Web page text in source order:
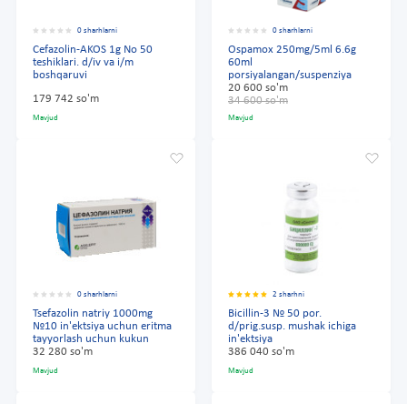
0 sharhlarni
Cefazolin-AKOS 1g No 50
teshiklari. d/iv va i/m
boshqaruvi
179 742 so'm
Mavjud
0 sharhlarni
Ospamox 250mg/5ml 6.6g
60ml
porsiyalangan/suspenziya
20 600 so'm
34 600 so'm
Mavjud
0 sharhlarni
Tsefazolin natriy 1000mg
№10 in'ektsiya uchun eritma
tayyorlash uchun kukun
32 280 so'm
Mavjud
2 sharhni
Bicillin-3 № 50 por.
d/prig.susp. mushak ichiga
in'ektsiya
386 040 so'm
Mavjud